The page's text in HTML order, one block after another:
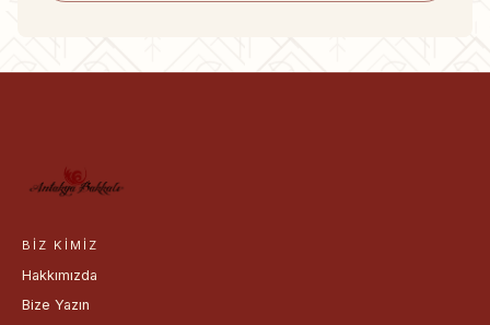
BIZ KIMIZ
Hakkımızda
Bize Yazın